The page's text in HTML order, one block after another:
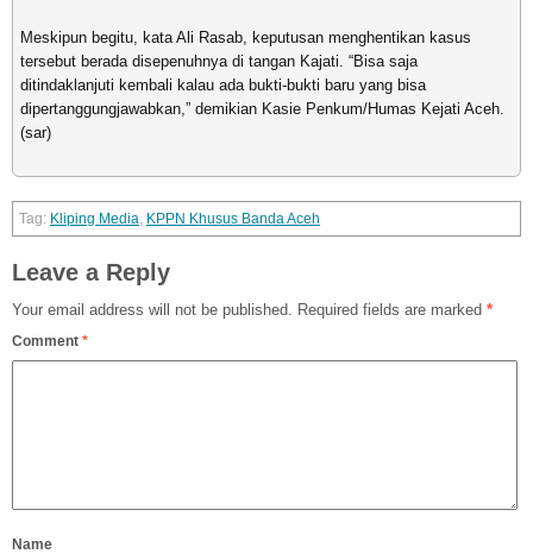
Meskipun begitu, kata Ali Rasab, keputusan menghentikan kasus
tersebut berada disepenuhnya di tangan Kajati. “Bisa saja
ditindaklanjuti kembali kalau ada bukti-bukti baru yang bisa
dipertanggungjawabkan,” demikian Kasie Penkum/Humas Kejati Aceh.
(sar)
Kliping Media, KPPN Khusus Banda Aceh
Leave a Reply
Your email address will not be published. Required fields are marked *
Comment *
Name